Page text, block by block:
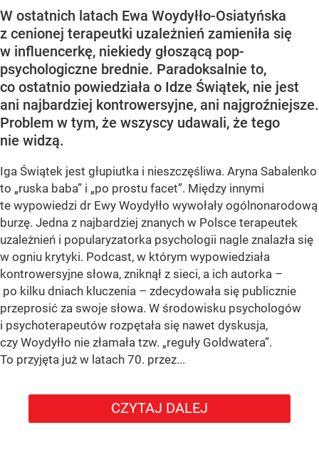
W ostatnich latach Ewa Woydyłło-Osiatyńska
z cenionej terapeutki uzależnień zamieniła się
w influencerkę, niekiedy głoszącą pop-
psychologiczne brednie. Paradoksalnie to,
co ostatnio powiedziała o Idze Świątek, nie jest
ani najbardziej kontrowersyjne, ani najgroźniejsze.
Problem w tym, że wszyscy udawali, że tego
nie widzą.
Iga Świątek jest głupiutka i nieszczęśliwa. Aryna Sabalenko
to „ruska baba” i „po prostu facet”. Między innymi
te wypowiedzi dr Ewy Woydyłło wywołały ogólnonarodową
burzę. Jedna z najbardziej znanych w Polsce terapeutek
uzależnień i popularyzatorka psychologii nagle znalazła się
w ogniu krytyki. Podcast, w którym wypowiedziała
kontrowersyjne słowa, zniknął z sieci, a ich autorka –
po kilku dniach kluczenia – zdecydowała się publicznie
przeprosić za swoje słowa. W środowisku psychologów
i psychoterapeutów rozpętała się nawet dyskusja,
czy Woydyłło nie złamała tzw. „reguły Goldwatera”.
To przyjęta już w latach 70. przez...
CZYTAJ DALEJ